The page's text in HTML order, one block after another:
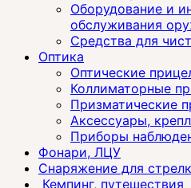
Оборудование и
обслуживания
Средства для
Оптика
Оптические
Коллиматорные
Призматические
Аксессуары,
Приборы
Фонари, ЛЦУ
Снаряжение для
Кемпинг, путешествия